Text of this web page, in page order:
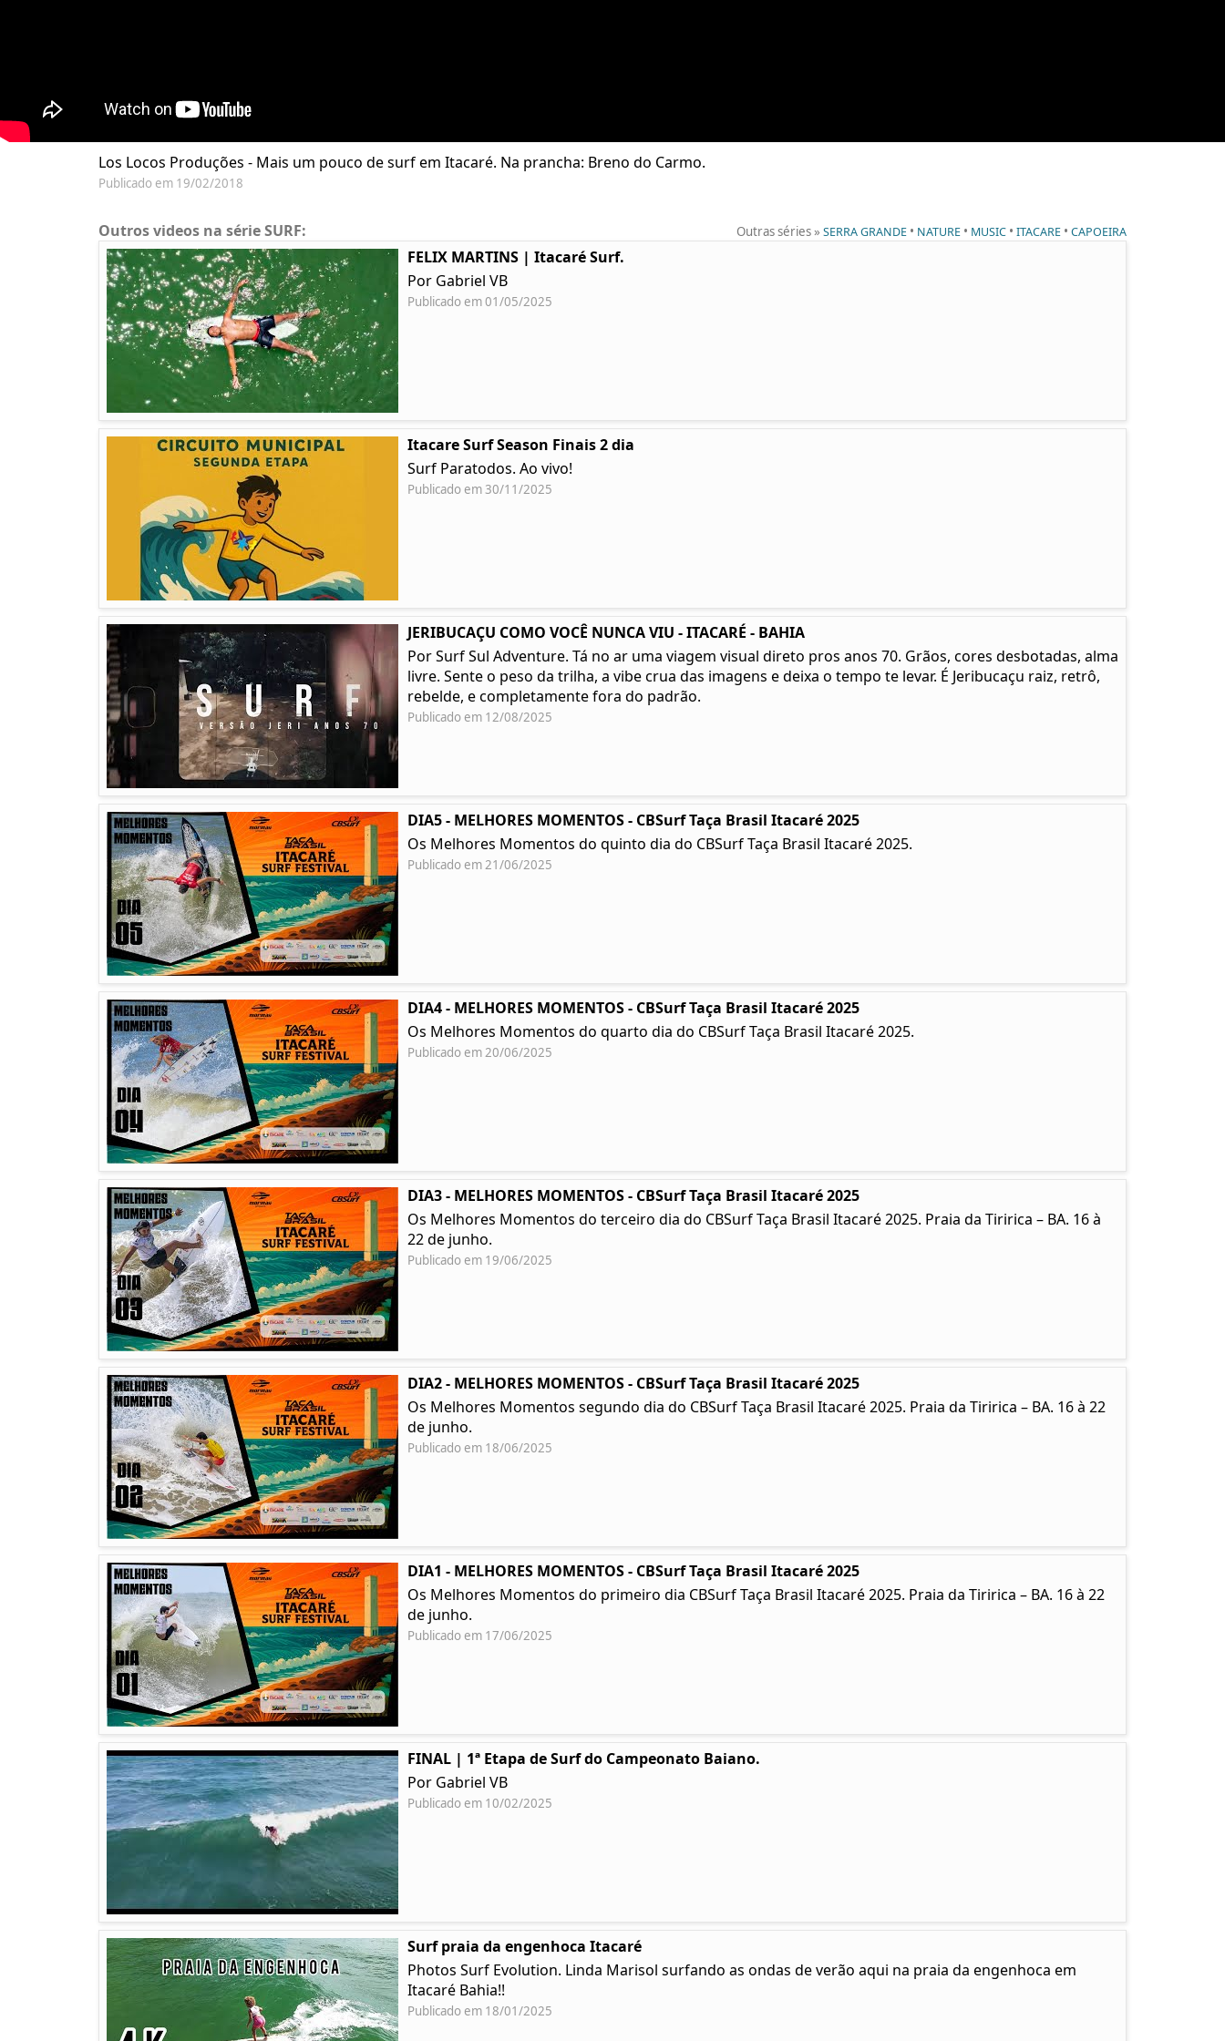
Los Locos Produções - Mais um pouco de surf em Itacaré. Na prancha: Breno do Carmo.
Publicado em 19/02/2018
Outras séries »SERRA GRANDE • NATURE • MUSIC •ITACARE •CAPOEIRA
Outros videos na série SURF:
FELIX MARTINS | Itacaré Surf.
Por Gabriel VB
Publicado em 01/05/2025
Itacare Surf Season Finais 2 dia
Surf Paratodos. Ao vivo!
Publicado em 30/11/2025
JERIBUCAÇU COMO VOCÊ NUNCA VIU - ITACARÉ - BAHIA
Por Surf Sul Adventure. Tá no ar uma viagem visual direto pros anos 70. Grãos, cores desbotadas, alma
livre. Sente o peso da trilha, a vibe crua das imagens e deixa o tempo te levar. É Jeribucaçu raiz, retrô,
rebelde, e completamente fora do padrão.
Publicado em 12/08/2025
DIA5 - MELHORES MOMENTOS - CBSurf Taça Brasil Itacaré 2025
Os Melhores Momentos do quinto dia do CBSurf Taça Brasil Itacaré 2025.
Publicado em 21/06/2025
DIA4 - MELHORES MOMENTOS - CBSurf Taça Brasil Itacaré 2025
Os Melhores Momentos do quarto dia do CBSurf Taça Brasil Itacaré 2025.
Publicado em 20/06/2025
DIA3 - MELHORES MOMENTOS - CBSurf Taça Brasil Itacaré 2025
Os Melhores Momentos do terceiro dia do CBSurf Taça Brasil Itacaré 2025. Praia da Tiririca – BA. 16 à
22 de junho.
Publicado em 19/06/2025
DIA2 - MELHORES MOMENTOS - CBSurf Taça Brasil Itacaré 2025
Os Melhores Momentos segundo dia do CBSurf Taça Brasil Itacaré 2025. Praia da Tiririca – BA. 16 à 22
de junho.
Publicado em 18/06/2025
DIA1 - MELHORES MOMENTOS - CBSurf Taça Brasil Itacaré 2025
Os Melhores Momentos do primeiro dia CBSurf Taça Brasil Itacaré 2025. Praia da Tiririca – BA. 16 à 22
de junho.
Publicado em 17/06/2025
FINAL | 1ª Etapa de Surf do Campeonato Baiano.
Por Gabriel VB
Publicado em 10/02/2025
Surf praia da engenhoca Itacaré
Photos Surf Evolution. Linda Marisol surfando as ondas de verão aqui na praia da engenhoca em
Itacaré Bahia!!
Publicado em 18/01/2025